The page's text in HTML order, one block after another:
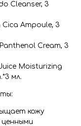
Cleanser, 3
Ampoule, 3
Cream, 3
Moisturizing
мл.
кожу
ценными